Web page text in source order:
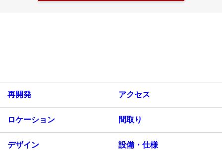
再開発 アクセス
ロケーション 間取り
デザイン 設備・仕様